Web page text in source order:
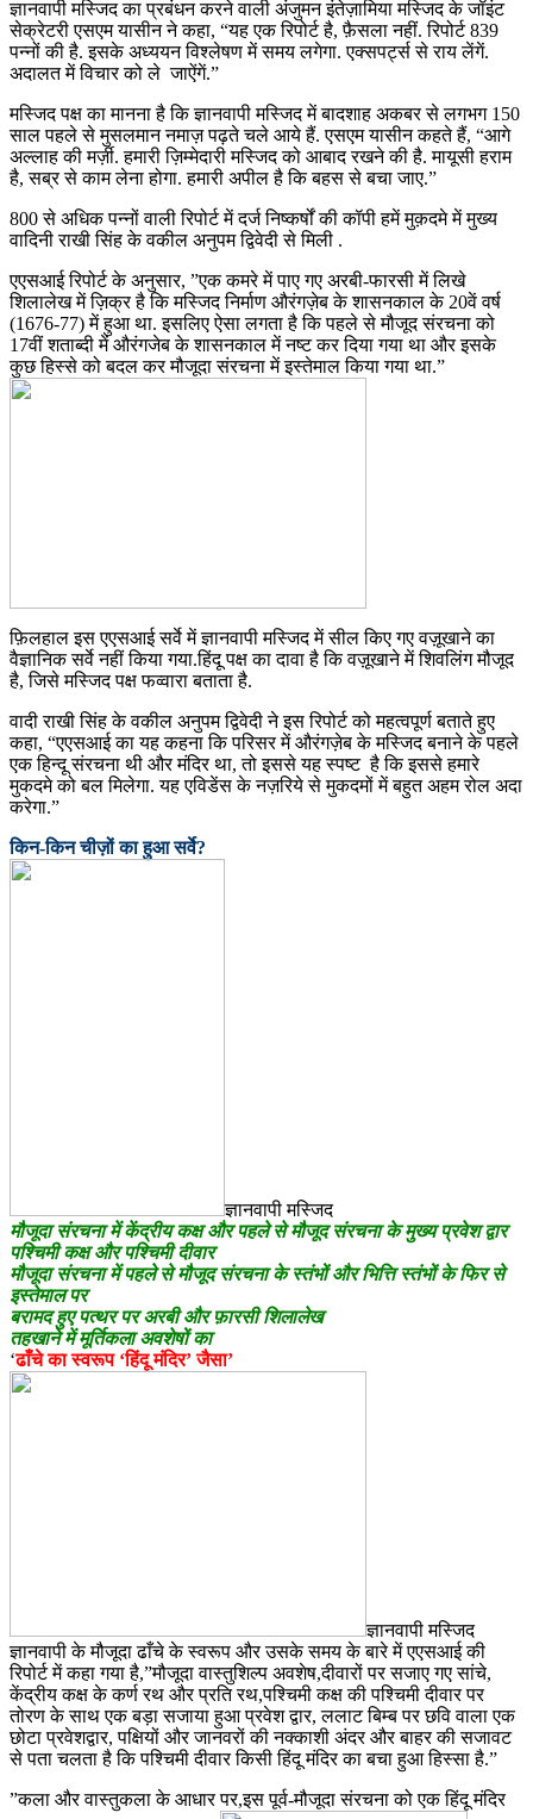
ज्ञानवापी मस्जिद का प्रबंधन करने वाली अंजुमन इंतेज़ामिया मस्जिद के जॉइंट
सेक्रेटरी एसएम यासीन ने कहा, “यह एक रिपोर्ट है, फ़ैसला नहीं. रिपोर्ट 839
पन्नों की है. इसके अध्ययन विश्लेषण में समय लगेगा. एक्सपर्ट्स से राय लेंगें.
अदालत में विचार को ले जाऐंगें.”
मस्जिद पक्ष का मानना है कि ज्ञानवापी मस्जिद में बादशाह अकबर से लगभग 150
साल पहले से मुसलमान नमाज़ पढ़ते चले आये हैं. एसएम यासीन कहते हैं, “आगे
अल्लाह की मर्ज़ी. हमारी ज़िम्मेदारी मस्जिद को आबाद रखने की है. मायूसी हराम
है, सब्र से काम लेना होगा. हमारी अपील है कि बहस से बचा जाए.”
800 से अधिक पन्नों वाली रिपोर्ट में दर्ज निष्कर्षों की कॉपी हमें मुक़दमे में मुख्य
वादिनी राखी सिंह के वकील अनुपम द्विवेदी से मिली .
एएसआई रिपोर्ट के अनुसार, ”एक कमरे में पाए गए अरबी-फारसी में लिखे
शिलालेख में ज़िक्र है कि मस्जिद निर्माण औरंगज़ेब के शासनकाल के 20वें वर्ष
(1676-77) में हुआ था. इसलिए ऐसा लगता है कि पहले से मौजूद संरचना को
17वीं शताब्दी में औरंगजेब के शासनकाल में नष्ट कर दिया गया था और इसके
कुछ हिस्से को बदल कर मौजूदा संरचना में इस्तेमाल किया गया था.”
फ़िलहाल इस एएसआई सर्वे में ज्ञानवापी मस्जिद में सील किए गए वज़ूखाने का
वैज्ञानिक सर्वे नहीं किया गया.हिंदू पक्ष का दावा है कि वज़ूखाने में शिवलिंग मौजूद
है, जिसे मस्जिद पक्ष फव्वारा बताता है.
वादी राखी सिंह के वकील अनुपम द्विवेदी ने इस रिपोर्ट को महत्वपूर्ण बताते हुए
कहा, “एएसआई का यह कहना कि परिसर में औरंगज़ेब के मस्जिद बनाने के पहले
एक हिन्दू संरचना थी और मंदिर था, तो इससे यह स्पष्ट है कि इससे हमारे
मुकदमे को बल मिलेगा. यह एविडेंस के नज़रिये से मुकदमों में बहुत अहम रोल अदा
करेगा.”
किन-किन चीज़ों का हुआ सर्वे?
ज्ञानवापी मस्जिद
मौजूदा संरचना में केंद्रीय कक्ष और पहले से मौजूद संरचना के मुख्य प्रवेश द्वार
पश्चिमी कक्ष और पश्चिमी दीवार
मौजूदा संरचना में पहले से मौजूद संरचना के स्तंभों और भित्ति स्तंभों के फिर से
इस्तेमाल पर
बरामद हुए पत्थर पर अरबी और फ़ारसी शिलालेख
तहखाने में मूर्तिकला अवशेषों का
‘ढाँचे का स्वरूप ‘हिंदू मंदिर’ जैसा’
ज्ञानवापी मस्जिद
ज्ञानवापी के मौजूदा ढाँचे के स्वरूप और उसके समय के बारे में एएसआई की
रिपोर्ट में कहा गया है,”मौजूदा वास्तुशिल्प अवशेष,दीवारों पर सजाए गए सांचे,
केंद्रीय कक्ष के कर्ण रथ और प्रति रथ,पश्चिमी कक्ष की पश्चिमी दीवार पर
तोरण के साथ एक बड़ा सजाया हुआ प्रवेश द्वार, ललाट बिम्ब पर छवि वाला एक
छोटा प्रवेशद्वार, पक्षियों और जानवरों की नक्काशी अंदर और बाहर की सजावट
से पता चलता है कि पश्चिमी दीवार किसी हिंदू मंदिर का बचा हुआ हिस्सा है.”
”कला और वास्तुकला के आधार पर,इस पूर्व-मौजूदा संरचना को एक हिंदू मंदिर